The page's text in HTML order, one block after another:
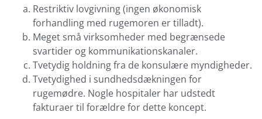
Restriktiv lovgivning (ingen økonomisk
forhandling med rugemoren er tilladt).
Meget små virksomheder med begrænsede
svartider og kommunikationskanaler.
Tvetydig holdning fra de konsulære myndigheder.
Tvetydighed i sundhedsdækningen for
rugemødre. Nogle hospitaler har udstedt
fakturaer til forældre for dette koncept.